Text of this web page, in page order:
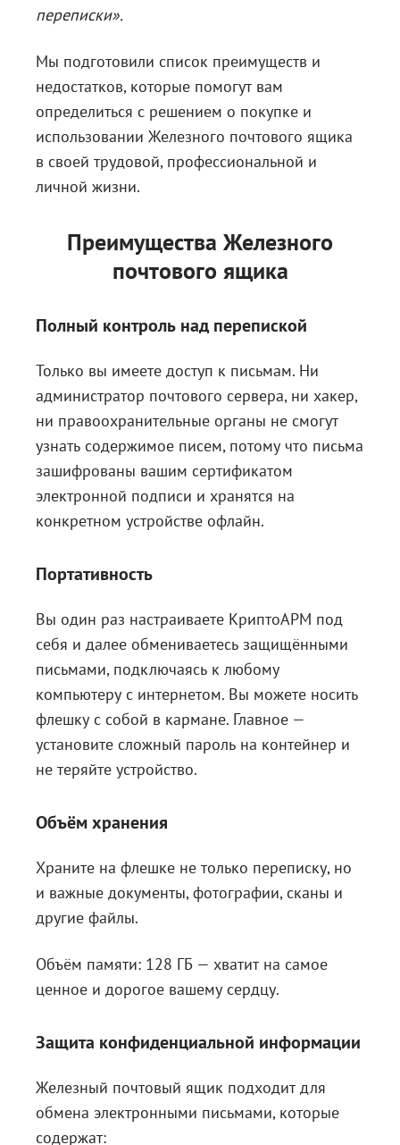
переписки».
Мы подготовили список преимуществ и
недостатков, которые помогут вам
определиться с решением о покупке и
использовании Железного почтового ящика
в своей трудовой, профессиональной и
личной жизни.
Преимущества Железного
почтового ящика
Полный контроль над перепиской
Только вы имеете доступ к письмам. Ни
администратор почтового сервера, ни хакер,
ни правоохранительные органы не смогут
узнать содержимое писем, потому что письма
зашифрованы вашим сертификатом
электронной подписи и хранятся на
конкретном устройстве офлайн.
Портативность
Вы один раз настраиваете КриптоАРМ под
себя и далее обмениваетесь защищёнными
письмами, подключаясь к любому
компьютеру с интернетом. Вы можете носить
флешку с собой в кармане. Главное —
установите сложный пароль на контейнер и
не теряйте устройство.
Объём хранения
Храните на флешке не только переписку, но
и важные документы, фотографии, сканы и
другие файлы.
Объём памяти: 128 ГБ — хватит на самое
ценное и дорогое вашему сердцу.
Защита конфиденциальной информации
Железный почтовый ящик подходит для
обмена электронными письмами, которые
содержат: